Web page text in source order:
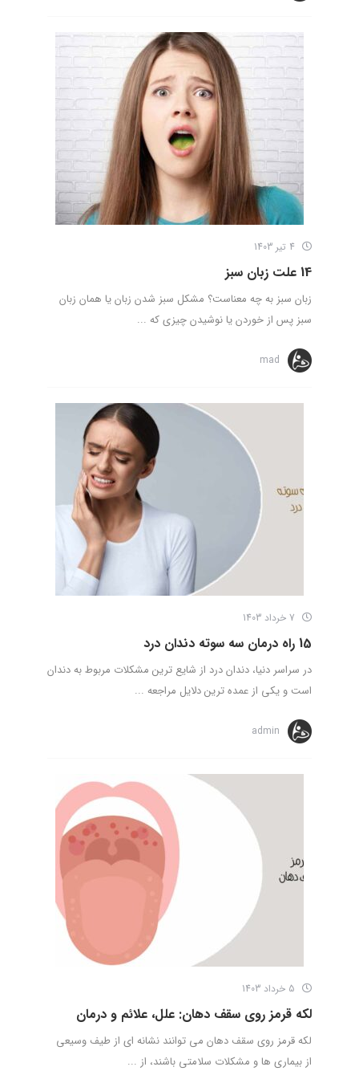
14 علت زبان سبز
زبان سبز به چه معناست؟ مشکل سبز شدن زبان یا همان زبان
سبز پس از خوردن یا نوشیدن چیزی که ...
mad
15 راه درمان سه سوته دندان درد
در سراسر دنیا، دندان درد از شایع ترین مشکلات مربوط به دندان
است و یکی از عمده ترین دلایل مراجعه ...
admin
لکه قرمز روی سقف دهان: علل، علائم و درمان
لکه قرمز روی سقف دهان می توانند نشانه ای از طیف وسیعی
از بیماری ها و مشکلات سلامتی باشند، از ...